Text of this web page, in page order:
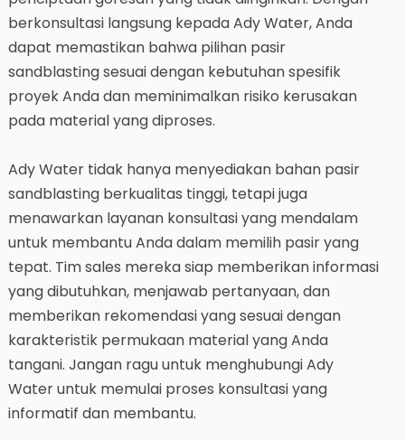
berkonsultasi langsung kepada Ady Water, Anda
dapat memastikan bahwa pilihan pasir
sandblasting sesuai dengan kebutuhan spesifik
proyek Anda dan meminimalkan risiko kerusakan
pada material yang diproses.
Ady Water tidak hanya menyediakan bahan pasir
sandblasting berkualitas tinggi, tetapi juga
menawarkan layanan konsultasi yang mendalam
untuk membantu Anda dalam memilih pasir yang
tepat. Tim sales mereka siap memberikan informasi
yang dibutuhkan, menjawab pertanyaan, dan
memberikan rekomendasi yang sesuai dengan
karakteristik permukaan material yang Anda
tangani. Jangan ragu untuk menghubungi Ady
Water untuk memulai proses konsultasi yang
informatif dan membantu.